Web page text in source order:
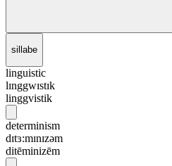
sillabe
linguistic
lɪnggwɪstɪk
linggvistik
determinism
dɪtɜ:mɪnɪzəm
ditēminizēm